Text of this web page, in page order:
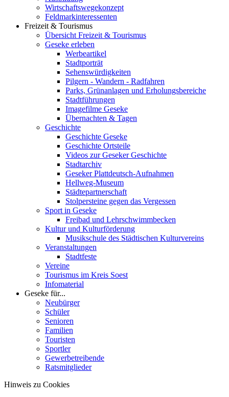
Wirtschaftswegekonzept
Feldmarkinteressenten
Freizeit & Tourismus
Übersicht Freizeit & Tourismus
Geseke erleben
Werbeartikel
Stadtporträt
Sehenswürdigkeiten
Pilgern - Wandern - Radfahren
Parks, Grünanlagen und Erholungsbereiche
Stadtführungen
Imagefilme Geseke
Übernachten & Tagen
Geschichte
Geschichte Geseke
Geschichte Ortsteile
Videos zur Geseker Geschichte
Stadtarchiv
Geseker Plattdeutsch-Aufnahmen
Hellweg-Museum
Städtepartnerschaft
Stolpersteine gegen das Vergessen
Sport in Geseke
Freibad und Lehrschwimmbecken
Kultur und Kulturförderung
Musikschule des Städtischen Kulturvereins
Veranstaltungen
Stadtfeste
Vereine
Tourismus im Kreis Soest
Infomaterial
Geseke für...
Neubürger
Schüler
Senioren
Familien
Touristen
Sportler
Gewerbetreibende
Ratsmitglieder
Hinweis zu Cookies